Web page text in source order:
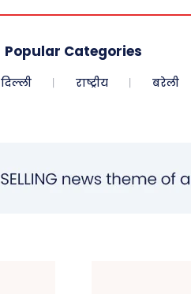
Popular Categories
दिल्ली राष्ट्रीय बरेली